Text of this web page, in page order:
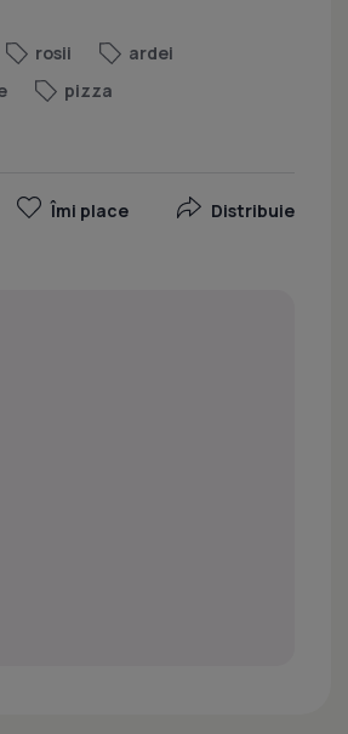
rosii
ardei
pizza
Îmi place Distribuie